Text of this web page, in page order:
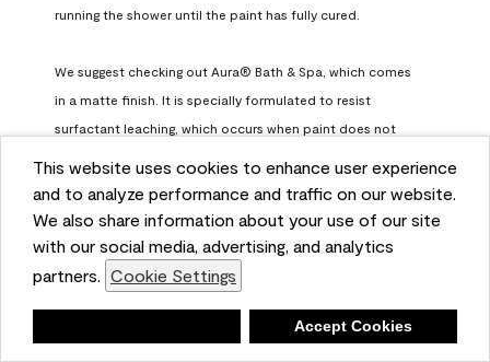
This website uses cookies to enhance user experience
and to analyze performance and traffic on our website.
We also share information about your use of our site
with our social media, advertising, and analytics
partners. Cookie Settings
Accept Cookies
running the shower until the paint has fully cured.
We suggest checking out Aura® Bath & Spa, which comes
in a matte finish. It is specially formulated to resist
surfactant leaching, which occurs when paint does not
https://www.benjaminmoore.com/en-us/interior-exterior-
paints-stains/product-catalog/abs/aura-bath-and-spa-
paint
Benjamin Moore Support